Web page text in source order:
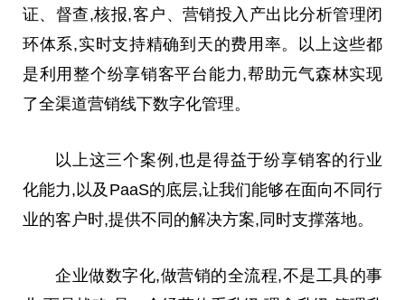
证、督查,核报,客户、营销投入产出比分析管理闭
环体系,实时支持精确到天的费用率。以上这些都
是利用整个纷享销客平台能力,帮助元气森林实现
了全渠道营销线下数字化管理。
以上这三个案例,也是得益于纷享销客的行业
化能力,以及PaaS的底层,让我们能够在面向不同行
业的客户时,提供不同的解决方案,同时支撑落地。
企业做数字化,做营销的全流程,不是工具的事